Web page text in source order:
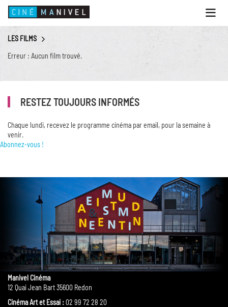
le
menu
ACCUEIL
PROGRAMME
ANIMATIONS
CINÉ CAFÉ | RESTAURANT
PRESTATIONS
INFOS PRATIQUES
LES FILMS
Erreur : Aucun film trouvé.
RESTEZ TOUJOURS INFORMÉS
Chaque lundi, recevez le programme cinéma par email, pour la semaine à
venir.
Abonnez-vous !
Manivel Cinéma
12 Quai Jean Bart 35600 Redon
Cinéma Art et Essai :02 99 72 28 20